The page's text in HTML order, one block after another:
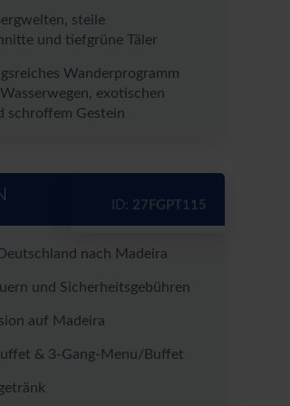
steile
und tiefgrüne Täler
Wanderprogramm
exotischen
schroffem Gestein
nach Madeira
und Sicherheitsgebühren
auf Madeira
& 3-Gang-Menu/Buffet
ID: 27FGPT115